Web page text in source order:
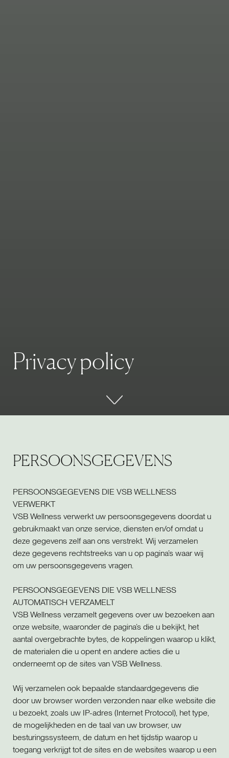
Privacypolicy
PERSOONSGEGEVENS
PERSOONSGEGEVENS DIE VSB WELLNESS
VERWERKT
VSB Wellness verwerkt uw persoonsgegevens doordat u
gebruikmaakt van onze service, diensten en/of omdat u
deze gegevens zelf aan ons verstrekt. Wij verzamelen
deze gegevens rechtstreeks van u op pagina’s waar wij
om uw persoonsgegevens vragen.
PERSOONSGEGEVENS DIE VSB WELLNESS
AUTOMATISCH VERZAMELT
VSB Wellness verzamelt gegevens over uw bezoeken aan
onze website, waaronder de pagina’s die u bekijkt, het
aantal overgebrachte bytes, de koppelingen waarop u klikt,
de materialen die u opent en andere acties die u
onderneemt op de sites van VSB Wellness.
Wij verzamelen ook bepaalde standaardgegevens die
door uw browser worden verzonden naar elke website die
u bezoekt, zoals uw IP-adres (Internet Protocol), het type,
de mogelijkheden en de taal van uw browser, uw
besturingssysteem, de datum en het tijdstip waarop u
toegang verkrijgt tot de sites en de websites waarop u een